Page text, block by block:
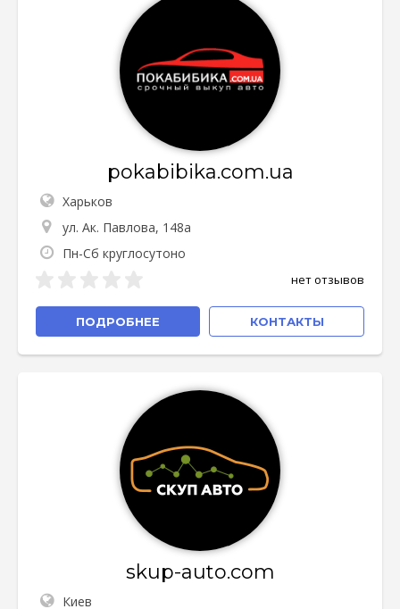
pokabibika.com.ua
Харьков
ул. Ак. Павлова, 148а
Пн-Сб круглосутоно
нет отзывов
ПОДРОБНЕЕ КОНТАКТЫ
skup-auto.com
Киев